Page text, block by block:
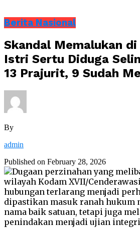
Berita Nasional
Skandal Memalukan di
Istri Sertu Diduga
13 Prajurit, 9 Sudah
By
admin
Published on February 28, 2026